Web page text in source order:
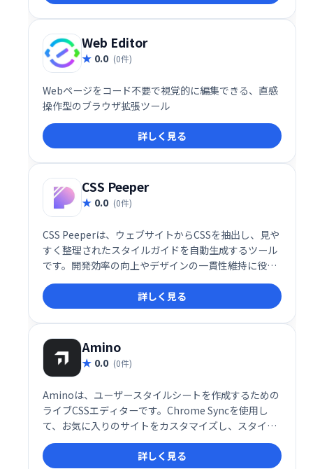
Web Editor
0.0 (0件)
Webページをコード不要で視覚的に編集できる、直感
操作型のブラウザ拡張ツール
詳しく見る
CSS Peeper
0.0 (0件)
CSS Peeperは、ウェブサイトからCSSを抽出し、見や
すく整理されたスタイルガイドを自動生成するツール
です。開発効率の向上やデザインの一貫性維持に役立
ちます。複雑なCSSコードを簡単に理解し、管理でき
るため、チーム開発にも最適です。
詳しく見る
Amino
0.0 (0件)
Aminoは、ユーザースタイルシートを作成するための
ライブCSSエディターです。Chrome Syncを使用し
て、お気に入りのサイトをカスタマイズし、スタイル
を保存して同期します。
詳しく見る